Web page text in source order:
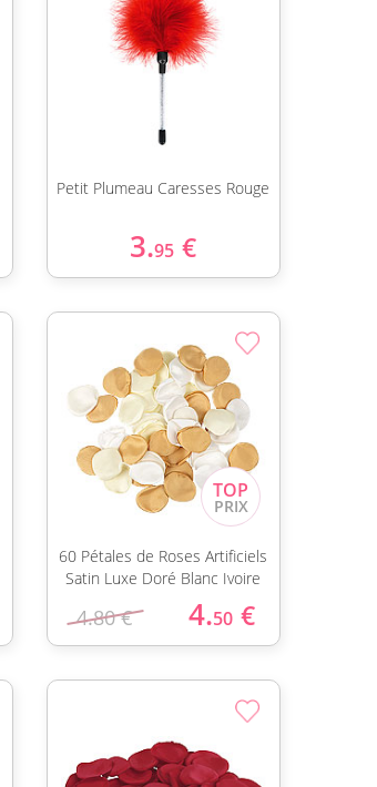
Petit Plumeau Caresses Rouge
3.95 €
60 Pétales de Roses Artificiels
Satin Luxe Doré Blanc Ivoire
4.80 € 4.50 €